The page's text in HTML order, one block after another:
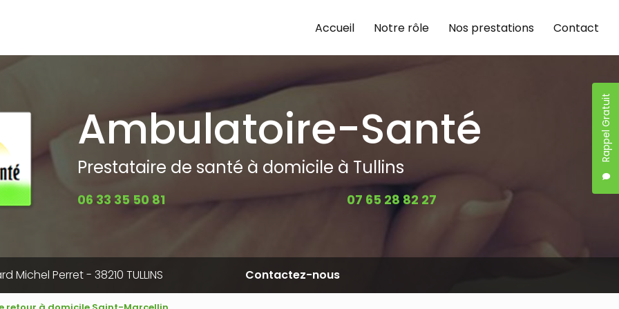
Rappel Gratuit
Accueil
Notre rôle Nos prestations Contact
Ambulatoire-Santé
Prestataire de santé à domicile à Tullins
06 33 35 50 81 07 65 28 82 27
Michel Perret - 38210 TULLINS Contactez-nous